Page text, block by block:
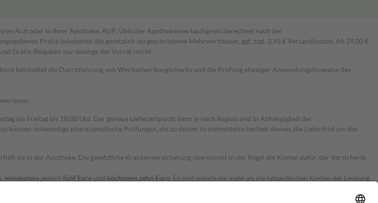
Arzt oder in Ihrer Apotheke. AVP: Üblicher Apothekenverkaufspreis berechnet nach der
Preise beinhalten die gesetzlich vorgeschriebene Mehrwertsteuer, ggf. zzgl. 3,95 € Versandkosten. Ab 29,00 €
Gratis-Beigaben nur solange der Vorrat reicht.
beinhaltet die Durchführung von Wechselwirkungschecks und die Prüfung etwaiger Anwendungshinweise des
lesen.
bis Freitag bis 18:00 Uhr. Der genaue Lieferzeitpunkt kann je nach Region und in Abhängigkeit der
können notwendige pharmazeutische Prüfungen, die zu deiner Arzneimittelsicherheit dienen, die Lieferfrist um die
sie in der Apotheke. Die gesetzliche Krankenversicherung übernimmt in der Regel die Kosten dafür, der Versicherte
mindestens jedoch fünf Euro und höchstens zehn Euro. Es sind jedoch nie mehr als die tatsächlichen Kosten der Leistung